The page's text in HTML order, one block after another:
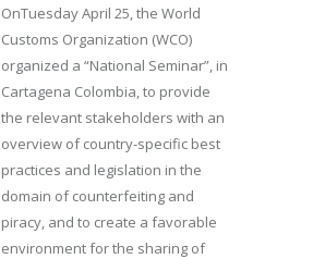
OnTuesday April 25, the World
Customs Organization (WCO)
organized a “National Seminar”, in
Cartagena Colombia, to provide
the relevant stakeholders with an
overview of country-specific best
practices and legislation in the
domain of counterfeiting and
piracy, and to create a favorable
environment for the sharing of